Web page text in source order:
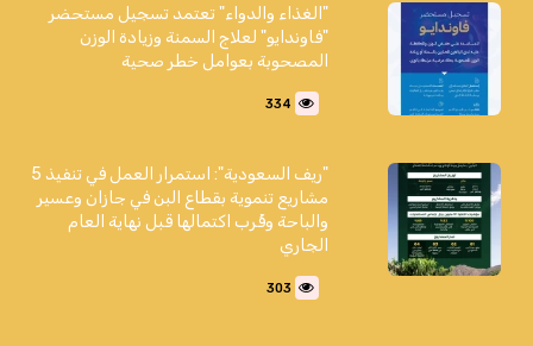
"الغذاء والدواء" تعتمد تسجيل مستحضر
"فاوندايو" لعلاج السمنة وزيادة الوزن
المصحوبة بعوامل خطر صحية
334
"ريف السعودية": استمرار العمل في تنفيذ 5
مشاريع تنموية بقطاع البن في جازان وعسير
والباحة وقُرب اكتمالها قبل نهاية العام
الجاري
303